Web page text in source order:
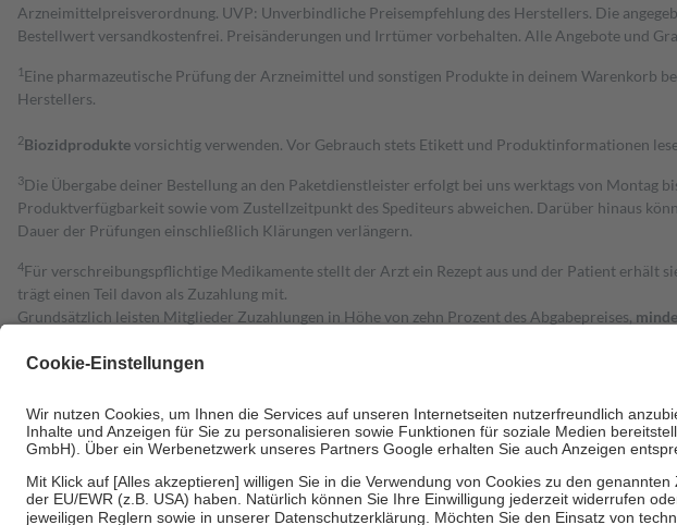
Arzneimittelpreisverordnung. UVP: Unverbindliche Preisempfehlung des Herstellers. Die
Bestell­wert versand­kosten­frei. Preisänderungen und Irrtümer vorbehalten. Alle Angebote und
1 Eine pharmazeutische Prüfung der Arzneimittel und sonstigen Produkte in deinem Warenkorb
Herstellers.
2Biozidproduktevorsichtig verwenden. Vor Gebrauch stets Etikett und Produktinformationen
3Die Übergabe deiner Bestellung an den Paketdienstleister erfolgt bei uns werktags von Montag
Produktverfügbarkeit sowie vom Zustellzeitpunkt des Spediteurs abweichen. Darüber hinaus
Dauer der Prüfungen einschließlich Klärungen verlängern.
4Für verschreibungspflichtige Medikamente stellt der Arzt ein Rezept aus und der Patient erhält
trägt einen Teil davon als Zuzahlung mit.
Grundsätzlich leisten Mitglieder Zuzahlungen in Höhe von zehn Prozent des Abgabepreises,
Diese Regeln gelten grundsätzlich auch für Online-Apotheken.
Um das Engagement der Versicherten für ihre eigene Gesundheit zu stärken und die besondere
• Kindern und Jugendlichen bis zum vollendeten 18. Lebensjahr mit Ausnahme der Fahrkosten
• Untersuchungen zur Vorsorge und Früherkennung, die von der GKV getragen werden
• empfohlenen Schutzimpfungen
• Harn- und Blutteststreifen